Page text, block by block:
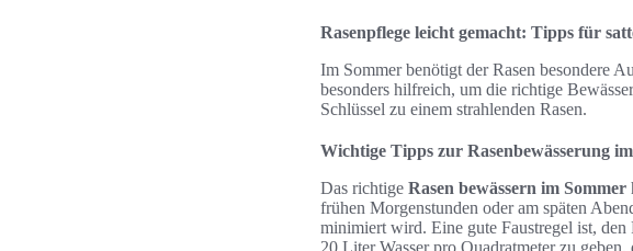
Rasenpflege leicht gemacht: Tipps für
Im Sommer benötigt der Rasen besondere
besonders hilfreich, um die richtige
Schlüssel zu einem strahlenden Rasen.
Wichtige Tipps zur Rasenbewässerung
Das richtige Rasen bewässern im Sommer
frühen Morgenstunden oder am späten
minimiert wird. Eine gute Faustregel ist,
20 Liter Wasser pro Quadratmeter zu